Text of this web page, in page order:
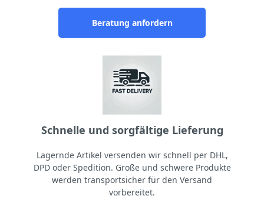
Beratung anfordern
Schnelle und sorgfältige Lieferung
Lagernde Artikel versenden wir schnell per DHL,
DPD oder Spedition. Große und schwere Produkte
werden transportsicher für den Versand
vorbereitet.